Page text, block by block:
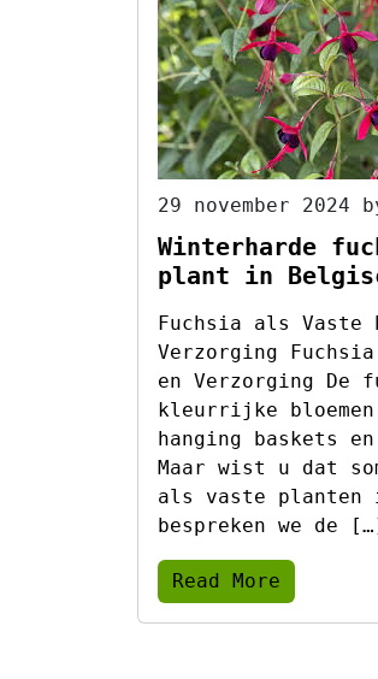
29 november 2024
Winterharde
plant in
Fuchsia als Vaste
Verzorging
en Verzorging De
kleurrijke
hanging baskets
Maar wist u dat
als vaste
bespreken we de
Read More